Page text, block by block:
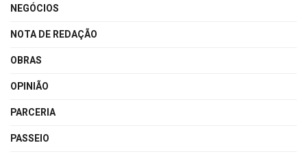
NEGÓCIOS
NOTA DE REDAÇÃO
OBRAS
OPINIÃO
PARCERIA
PASSEIO